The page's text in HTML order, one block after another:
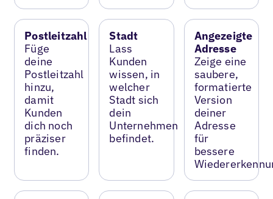
Postleitzahl
Füge
deine
Postleitzahl
hinzu,
damit
Kunden
dich noch
präziser
finden.
Stadt
Lass
Kunden
wissen, in
welcher
Stadt sich
dein
Unternehmen
befindet.
Angezeigte
Adresse
Zeige eine
saubere,
formatierte
Version
deiner
Adresse
für
bessere